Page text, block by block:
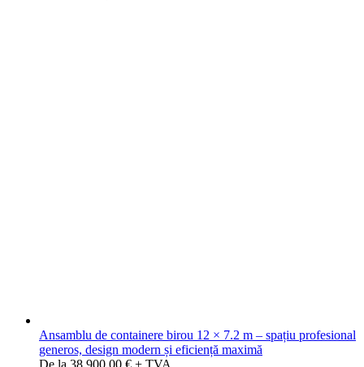
Ansamblu de containere birou 12 × 7.2 m – spațiu profesional
generos, design modern și eficiență maximă
De la 38.900,00 € + TVA